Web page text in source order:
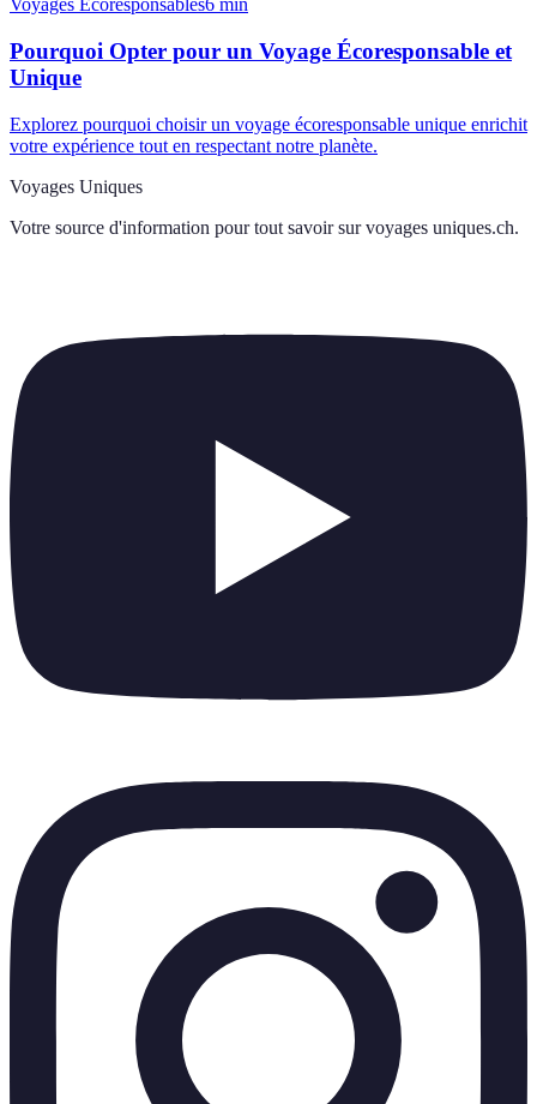
Voyages Écoresponsables6 min
Pourquoi Opter pour un Voyage Écoresponsable et
Unique
Explorez pourquoi choisir un voyage écoresponsable unique enrichit
votre expérience tout en respectant notre planète.
Voyages Uniques
Votre source d'information pour tout savoir sur voyages uniques.ch.